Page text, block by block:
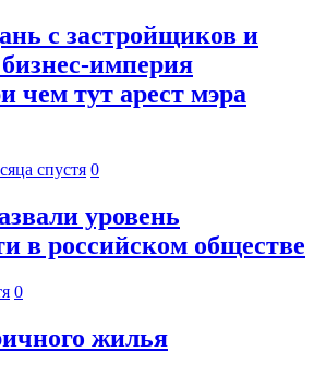
с застройщиков и
империя
чем тут арест мэра
спустя 0
уровень
в российском обществе
0
жилья